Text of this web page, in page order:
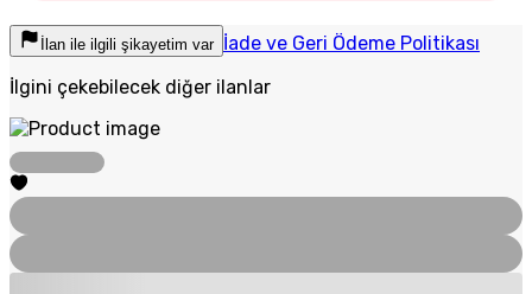
İlan ile ilgili şikayetim var İade ve Geri Ödeme Politikası
İlgini çekebilecek diğer ilanlar